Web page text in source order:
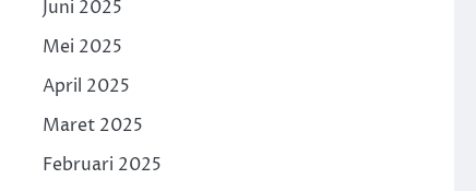
Juni 2025
Mei 2025
April 2025
Maret 2025
Februari 2025